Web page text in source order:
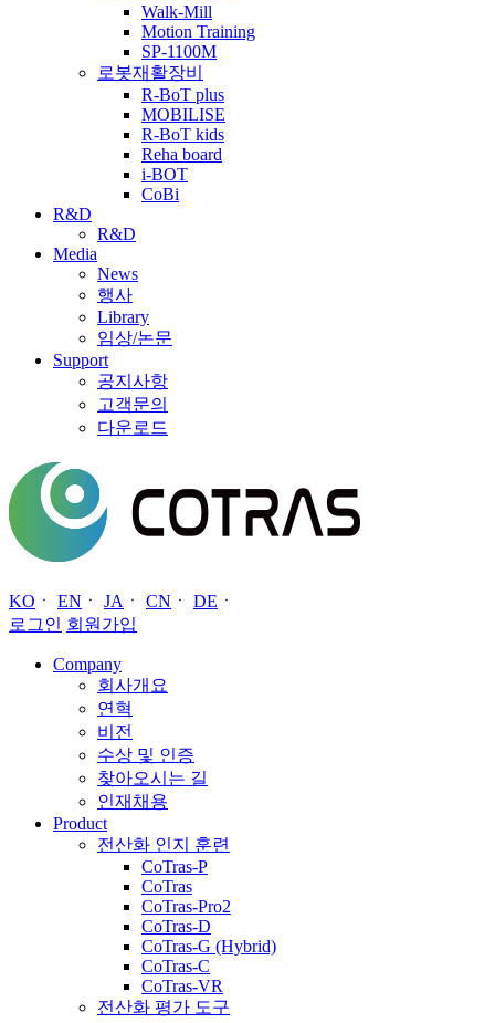
Walk-Mill
Motion Training
SP-1100M
로봇재활장비
R-BoT plus
MOBILISE
R-BoT kids
Reha board
i-BOT
CoBi
R&D
R&D
Media
News
행사
Library
임상/논문
Support
공지사항
고객문의
다운로드
KO ㆍ EN ㆍ JA ㆍ CN ㆍ DE ㆍ
로그인 회원가입
Company
회사개요
연혁
비전
수상 및 인증
찾아오시는 길
인재채용
Product
전산화 인지 훈련
CoTras-P
CoTras
CoTras-Pro2
CoTras-D
CoTras-G (Hybrid)
CoTras-C
CoTras-VR
전산화 평가 도구